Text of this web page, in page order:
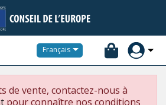
Français
de vente, contactez-nous à
pour connaître nos conditions